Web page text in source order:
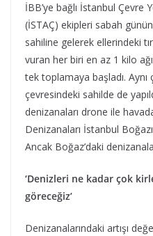
İBB’ye bağlı İstanbul Çevre
(İSTAÇ) ekipleri sabah günün
sahiline gelerek ellerindeki
vuran her biri en az 1 kilo
tek toplamaya başladı. Aynı
çevresindeki sahilde de
denizanaları drone ile
Denizanaları İstanbul
Ancak Boğaz’daki
‘Denizleri ne kadar çok
göreceğiz’
Denizanalarındaki artışı